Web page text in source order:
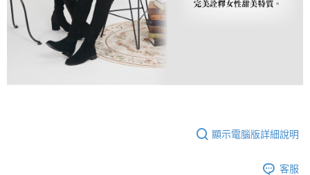
顯示電腦版詳細說明
客服